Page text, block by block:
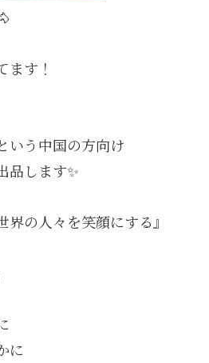
ます！
いう中国の方向け
品します✨
界の人々を笑顔にする』
に